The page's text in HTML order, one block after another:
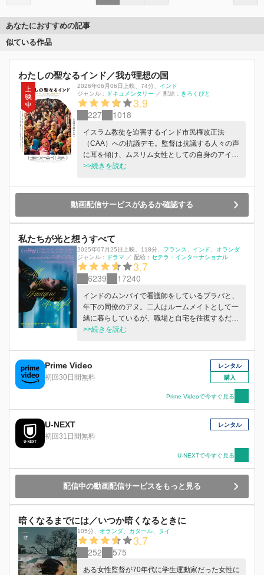
あなたにおすすめの記事
似ている作品
わたしの聖なるインド／我が理想の国
2026年06月06日上映、 74分、 インド
ジャンル：
ドキュメンタリー ／ 配給： きろくびと
3.9
227 1018
イスラム教徒を迫害するインド市民権改正法
（CAA）への抗議デモ。監督は抗議する人々の声
に耳を傾け、ムスリム女性としての自身のアイデ
ンティティを見つめる。
>>続きを読む
動画配信サービスがあるか確認する
私たちが光と想うすべて
2025年07月25日上映、 118分、 フランス インド
オランダ
ジャンル：
ドラマ ／ 配給： セテラ・インターナショナル
3.7
6239 17240
インドのムンバイで看護師をしているプラバと、
年下の同僚のアヌ。二人はルームメイトとして一
緒に暮らしているが、職場と自宅を往復するだけ
の真面目なプラバと、何事も楽しみたい陽気なア
決めた相手と結婚したが、ドイツで仕事を見つけ
た夫から、もうずっと音沙汰がない。アヌには密
かに付き合うイスラム教徒の恋人がいるが、お見
合い結婚させようとする親に知られたら大反対さ
れることはわかっていた。そんな中、病院の食堂
に勤めるパルヴァティが、高層ビル建築のために
立ち退きを迫られ、故郷の海辺の村へ帰ることに
なる。揺れる想いを抱えたプラバとアヌは、一人
で生きていくというパルヴァティを村まで見送る
旅に出る。神秘的な森や洞窟のある別世界のよう
な村で、二人はそれぞれの人生を変えようと決意
させる、ある出来事に遭遇する──。
>>続きを読む
Prime Video
初回30日間無料
レンタル
購入
Prime Videoで今すぐ見る
U-NEXT
初回31日間無料
レンタル
U-NEXTで今すぐ見る
配信中の動画配信サービスをもっと見る
暗くなるまでには／いつか暗くなるときに
105分、 オランダ カタール タイ
3.7
252 575
ある女性監督が70年代に学生運動家だった女性に